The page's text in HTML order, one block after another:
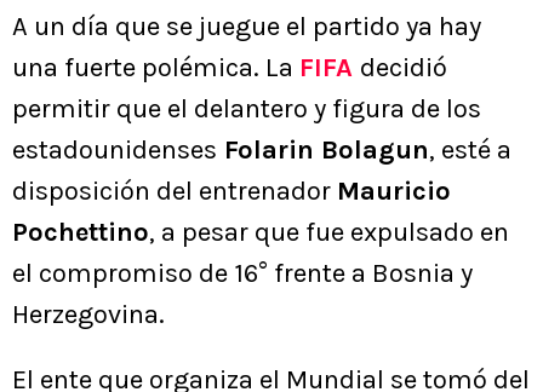
A un día que se juegue el partido ya hay
una fuerte polémica. La FIFA decidió
permitir que el delantero y figura de los
estadounidenses Folarin Bolagun, esté a
disposición del entrenador Mauricio
Pochettino, a pesar que fue expulsado en
el compromiso de 16° frente a Bosnia y
Herzegovina.
El ente que organiza el Mundial se tomó del